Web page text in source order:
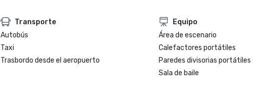
Transporte
Autobús
Taxi
Trasbordo desde el aeropuerto
Equipo
Área de escenario
Calefactores portátiles
Paredes divisorias portátiles
Sala de baile